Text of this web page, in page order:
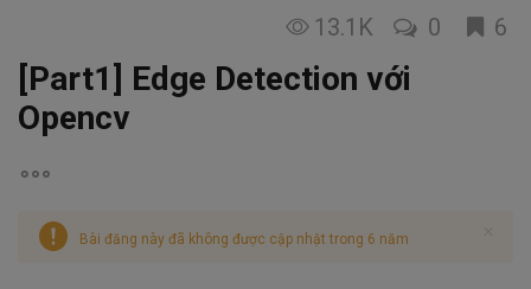
13.1K 0 6
[Part1] Edge Detection với
Opencv
Bài đăng này đã không được cập nhật trong 6 năm